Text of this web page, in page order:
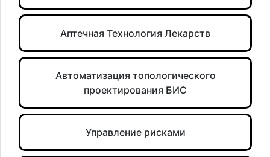
Аптечная Технология Лекарств
Автоматизация топологического
проектирования БИС
Управление рисками